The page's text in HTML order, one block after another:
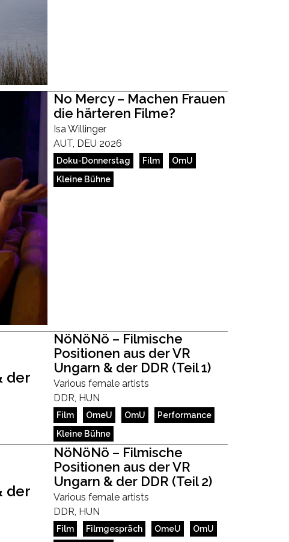
No Mercy – Machen Frauen
die härteren Filme?
Isa Willinger
AUT, DEU 2026
Doku-Donnerstag Film
OmU
Kleine Bühne
NöNöNö – Filmische
Positionen aus der VR
Ungarn & der DDR (Teil 1)
Various female artists
DDR, HUN
Film OmeU OmU
Performance
Kleine Bühne
NöNöNö – Filmische
Positionen aus der VR
Ungarn & der DDR (Teil 2)
Various female artists
DDR, HUN
Film Filmgespräch OmeU OmU